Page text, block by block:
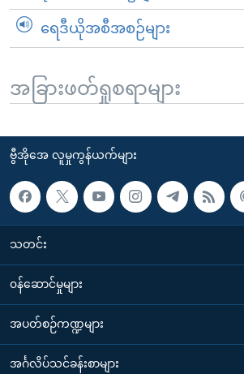
ရေဒီယိုအစီအစဉ်များ
အခြားဖတ်ရှုစရာများ
ဗွီအိုအေ လူမှုကွန်ယက်များ
သတင်း
၀န်ဆောင်မှုများ
အပတ်စဉ်ကဏ္ဍများ
အင်္ဂလိပ်သင်ခန်းစာများ